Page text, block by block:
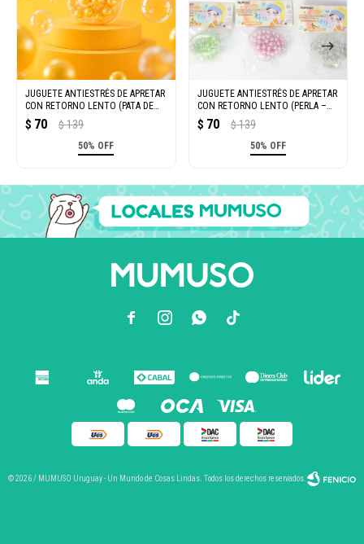
JUGUETE ANTIESTRÉS DE APRETAR
CON RETORNO LENTO (PATA DE
GATO)
$ 70 $ 139
50% OFF
JUGUETE ANTIESTRÉS DE APRETAR
CON RETORNO LENTO (PERLA –
CONCHA)
$ 70 $ 139
50% OFF
  
© 2026 / MUMUSO Uruguay - Un Mundo de Cosas Lindas. Todos los derechos reservados.